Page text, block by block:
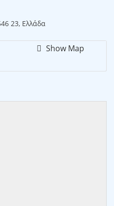
23, Ελλάδα
Show Map